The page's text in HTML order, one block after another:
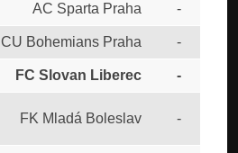
AC Sparta Praha -
CU Bohemians Praha -
FC Slovan Liberec -
FK Mladá Boleslav -